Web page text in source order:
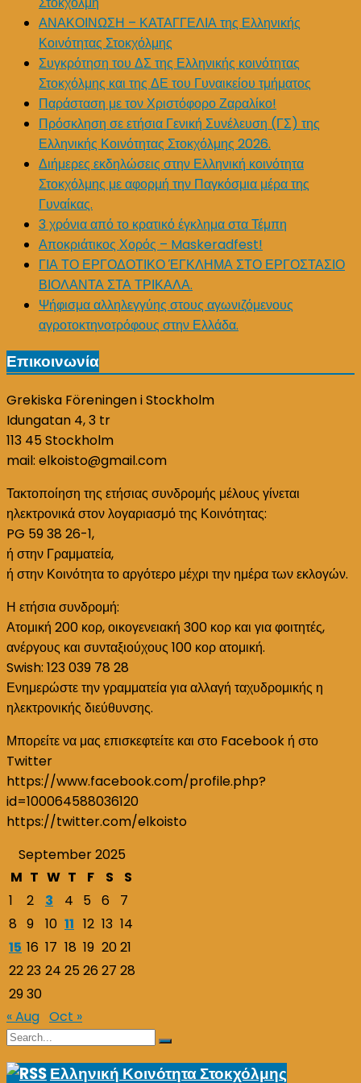
ΑΝΑΚΟΙΝΩΣΗ – ΚΑΤΑΓΓΕΛΙΑ της Ελληνικής
Κοινότητας Στοκχόλμης
Συγκρότηση του ΔΣ της Ελληνικής κοινότητας
Στοκχόλμης και της ΔΕ του Γυναικείου τμήματος
Παράσταση με τον Χριστόφορο Ζαραλίκο!
Πρόσκληση σε ετήσια Γενική Συνέλευση (ΓΣ) της
Ελληνικής Κοινότητας Στοκχόλμης 2026.
Διήμερες εκδηλώσεις στην Ελληνική κοινότητα
Στοκχόλμης με αφορμή την Παγκόσμια μέρα της
Γυναίκας.
3 χρόνια από το κρατικό έγκλημα στα Τέμπη
Αποκριάτικος Χορός – Maskeradfest!
ΓΙΑ ΤΟ ΕΡΓΟΔΟΤΙΚΟ ΈΓΚΛΗΜΑ ΣΤΟ ΕΡΓΟΣΤΑΣΙΟ
ΒΙΟΛΑΝΤΑ ΣΤΑ ΤΡΙΚΑΛΑ.
Ψήφισμα αλληλεγγύης στους αγωνιζόμενους
αγροτοκτηνοτρόφους στην Ελλάδα.
Επικοινωνία
Grekiska Föreningen i Stockholm
Idungatan 4, 3 tr
113 45 Stockholm
mail: elkoisto@gmail.com
Τακτοποίηση της ετήσιας συνδρομής μέλους γίνεται
ηλεκτρονικά στον λογαριασμό της Κοινότητας:
PG 59 38 26-1,
ή στην Γραμματεία,
ή στην Κοινότητα το αργότερο μέχρι την ημέρα των εκλογών.
Η ετήσια συνδρομή:
Ατομική 200 κορ, οικογενειακή 300 κορ και για φοιτητές,
ανέργους και συνταξιούχους 100 κορ ατομική.
Swish: 123 039 78 28
Ενημερώστε την γραμματεία για αλλαγή ταχυδρομικής η
ηλεκτρονικής διεύθυνσης.
Μπορείτε να μας επισκεφτείτε και στο Facebook ή στο
Twitter
https://www.facebook.com/profile.php?
id=100064588036120
https://twitter.com/elkoisto
September 2025
M T W T F S
S
1
2 3 4 5 6
7
8 9 10 11 12 13 14
15 16 17 18 19 2021
2223 24 2526 27 28
2930
« Aug Oct »
Search
Search
Ελληνική Κοινότητα Στοκχόλμης